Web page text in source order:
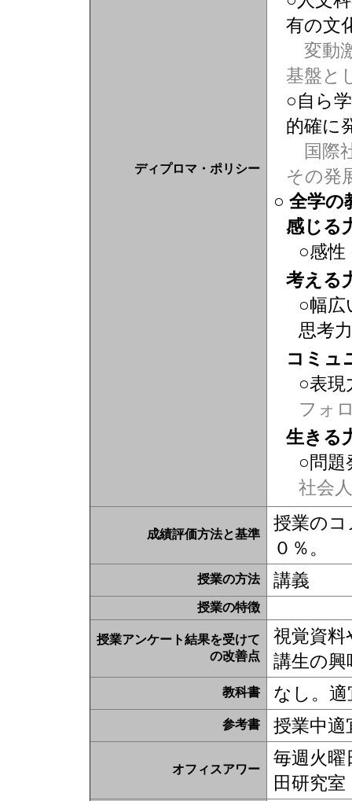
ディプロマ・ポリシー
有の文
変動
基盤と
○自ら
的確に
国際
その発
○ 全学の
感じる
○感性
考える
○幅広
思考力
コミュ
○表現
フォ
生きる
○問題
社会
成績評価方法と基準
授業の
０％。
授業の方法 講義
授業の特徴
授業アンケート結果を受けて
の改善点
視覚資料
講生の
教科書 なし。
参考書 授業中適
オフィスアワー
毎週火曜
田研究